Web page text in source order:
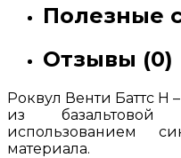
Полезные
Отзывы (0)
Роквул Венти Баттс Н
из
использованием
материала.